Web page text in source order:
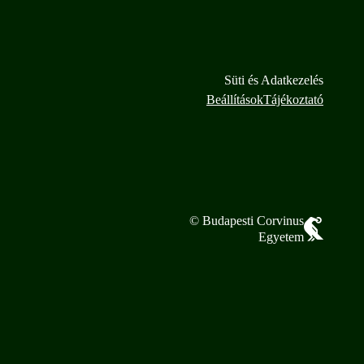
Süti és Adatkezelés
BeállításokTájékoztató
© Budapesti Corvinus
Egyetem